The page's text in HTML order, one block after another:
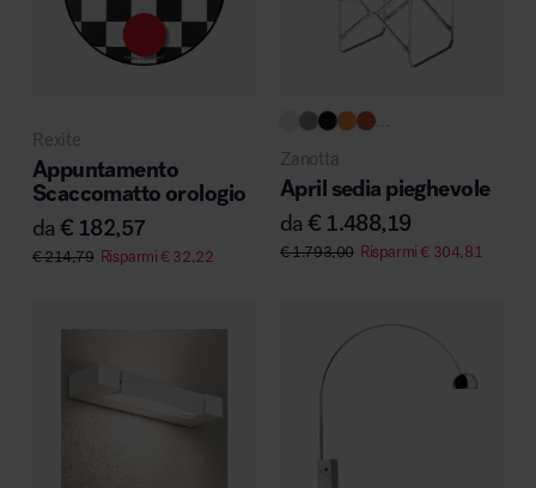
Rexite
Appuntamento
Scaccomatto orologio
da€ 182,57
€214,79 Risparmi€32,22
Zanotta
April sedia pieghevole
da€ 1.488,19
€1.793,00 Risparmi€ 304,81